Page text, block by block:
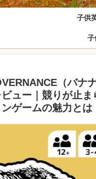
子供
子
（バナ
ュー｜競りが止ま
ゲームの魅力とは